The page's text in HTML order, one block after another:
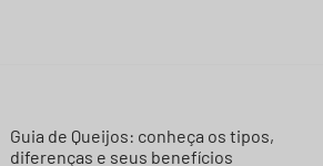
Guia de Queijos: conheça os tipos,
diferenças e seus benefícios